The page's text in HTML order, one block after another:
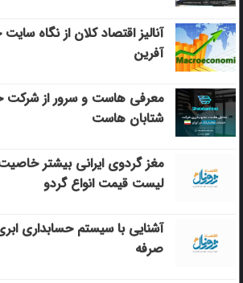
آنالیز اقتصاد کلان از نگاه
آفرین
معرفی هاست و سرور از شرکت
شتابان هاست
مغز گردوی ایرانی بیشتر
لیست قیمت انواع گردو
آشنایی با سیستم حسابداری
صرفه